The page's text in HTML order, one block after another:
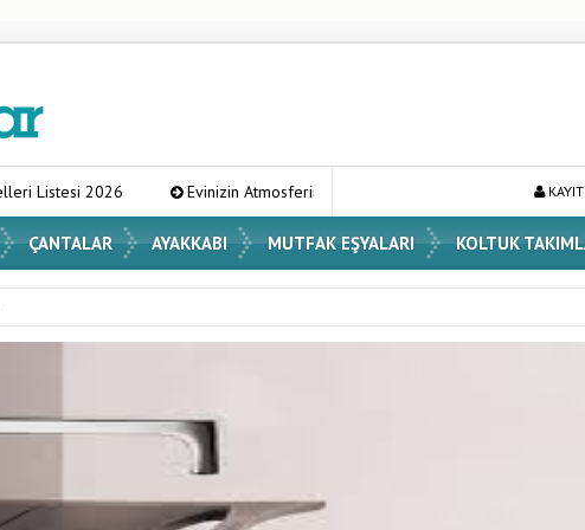
Evinizin Atmosferini Değiştirecek En Şık Vazo Modelleri ve Dekorasyon
ÇANTALAR AYAKKABI MUTFAK EŞYALARI KOLTUK